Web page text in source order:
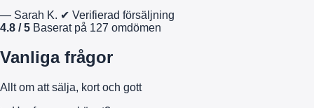
— Sarah K. ✔ Verifierad försäljning
4.8 / 5 Baserat på 127 omdömen
Vanliga frågor
Allt om att sälja, kort och gott